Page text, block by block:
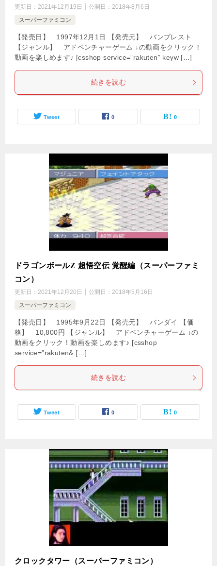
更新日： 2021年12月19日 公開日： 2018年8月6日
スーパーファミコン
【発売日】 1997年12月1日 【発売元】 バンプレスト
【ジャンル】 アドベンチャーゲーム ↓の動画をクリック！
動画を楽しめます♪ [csshop service=”rakuten” keyw […]
続きを読む
Tweet 0 0
ドラゴンボールZ 超悟空伝 覚醒編（スーパーファミ
コン）
更新日： 2021年12月20日 公開日： 2018年5月16日
スーパーファミコン
【発売日】 1995年9月22日 【発売元】 バンダイ 【価
格】 10,800円 【ジャンル】 アドベンチャーゲーム ↓の
動画をクリック！動画を楽しめます♪ [csshop
service=”rakuten& […]
続きを読む
Tweet 0 0
クロックタワー（スーパーファミコン）